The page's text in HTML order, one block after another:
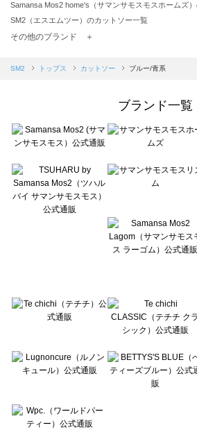
Samansa Mos2 home's（サマンサモスモスホームズ
SM2（エスエムツー）のカットソー一覧
TSUHARU by Samansa Mos2（ツハルバイサマンサ
Samansa Mos2 blue（サマンサモスモス ブルー）のカ
sō4ū（ソウフォーユー）のカットソー一覧
Te chichi（テチチ）のカットソー一覧
Te chichi CLASSIC（テチチ クラシック）のカットソー
Lugnoncure（ルノンキュール）のカットソー一覧
BETTY'S BLUE（べティーズブルー）のカットソー一覧
Wpc.（ワールドパーティー）のカットソー一覧
その他のブランド ＋
SM2 トップス カットソー ブルー/青系
ブランド一覧